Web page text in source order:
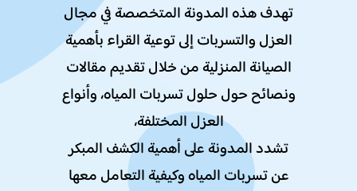
تهدف هذه المدونة المتخصصة في مجال
العزل والتسربات إلى توعية القراء بأهمية
الصيانة المنزلية من خلال تقديم مقالات
ونصائح حول حلول تسربات المياه، وأنواع
العزل المختلفة،
تشدد المدونة على أهمية الكشف المبكر
عن تسربات المياه وكيفية التعامل معها